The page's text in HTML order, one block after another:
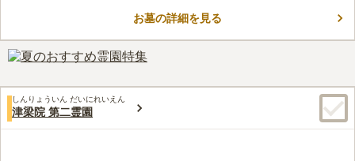
でも参拝に行くことができます。 バリアフリーで参道と水場が
まで、安心してお参りをすることができます。
口コミ評価
70代男性
墓地管理事務所で、お花・線香を販売しており、いつもそれを利
用しています。持ってゆく事はありません。歩いて１０分程度のところ
に、豆腐料理専門の店があり、法事の時には予約して利用しています。大
小部屋があり、人数に合わせて４０人程度まで大丈夫です。
お墓の詳細を見る
しんりょういん だいにれいえん
津梁院 第二霊園